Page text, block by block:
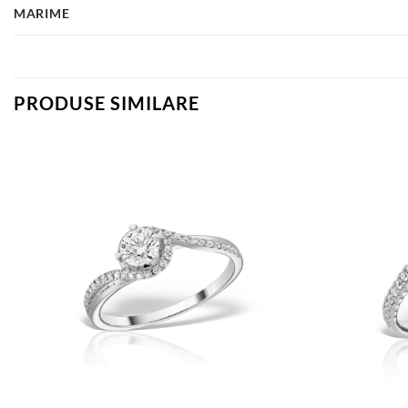
MARIME
PRODUSE SIMILARE